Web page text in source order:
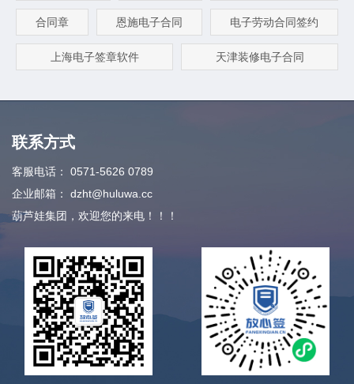
合同章 恩施电子合同 电子劳动合同签约
上海电子签章软件 天津装修电子合同
联系方式
客服电话：
0571-5626 0789
企业邮箱：
dzht@huluwa.cc
葫芦娃集团，欢迎您的来电！！！